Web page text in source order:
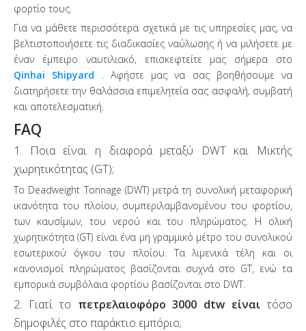
φορτίο τους.
Για να μάθετε περισσότερα σχετικά με τις υπηρεσίες μας, να
βελτιστοποιήσετε τις διαδικασίες ναύλωσης ή να μιλήσετε με
έναν έμπειρο ναυτιλιακό, επισκεφτείτε μας σήμερα στο
Qinhai Shipyard . Αφήστε μας να σας βοηθήσουμε να
διατηρήσετε την θαλάσσια επιμελητεία σας ασφαλή, συμβατή
και αποτελεσματική.
FAQ
1. Ποια είναι η διαφορά μεταξύ DWT και Μικτής
χωρητικότητας (GT);
Το Deadweight Tonnage (DWT) μετρά τη συνολική μεταφορική
ικανότητα του πλοίου, συμπεριλαμβανομένου του φορτίου,
των καυσίμων, του νερού και του πληρώματος. Η ολική
χωρητικότητα (GT) είναι ένα μη γραμμικό μέτρο του συνολικού
εσωτερικού όγκου του πλοίου. Τα λιμενικά τέλη και οι
κανονισμοί πληρώματος βασίζονται συχνά στο GT, ενώ τα
εμπορικά συμβόλαια φορτίου βασίζονται στο DWT.
2. Γιατί το πετρελαιοφόρο 3000 dtw είναιτόσο
δημοφιλές στο παράκτιο εμπόριο;